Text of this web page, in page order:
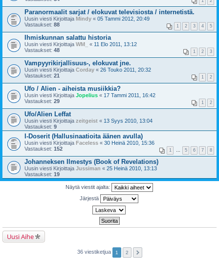
Paranormaalit sarjat / elokuvat televisiosta / internetistä.
Uusin viesti Kirjoittaja Mindy « 05 Tammi 2012, 20:49
Vastaukset: 88 1 2 3 4 5
Ihmiskunnan salattu historia
Uusin viesti Kirjoittaja WM_ « 11 Elo 2011, 13:12
Vastaukset: 48 1 2 3
Vampyyrikirjallisuus-, elokuvat jne.
Uusin viesti Kirjoittaja Corday « 26 Touko 2011, 20:32
Vastaukset: 21 1 2
Ufo / Alien - aiheista musiikkia?
Uusin viesti Kirjoittaja Jopelius « 17 Tammi 2011, 16:42
Vastaukset: 29 1 2
Ufo/Alien Leffat
Uusin viesti Kirjoittaja zeitgeist « 13 Syys 2010, 13:04
Vastaukset: 9
I-Doserit (Hallusinaatioita äänen avulla)
Uusin viesti Kirjoittaja Faceless « 30 Heinä 2010, 15:36
Vastaukset: 152 1 … 5 6 7 8
Johanneksen Ilmestys (Book of Revelations)
Uusin viesti Kirjoittaja Jussiman « 25 Heinä 2010, 13:13
Vastaukset: 19
Näytä viestit ajalta:
Järjestä
Uusi Aihe
36 viestiketjua 1 2